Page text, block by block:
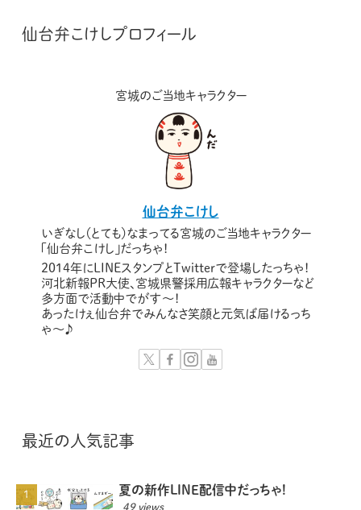
仙台弁こけしプロフィール
宮城のご当地キャラクター
仙台弁こけし
いぎなし（とても）なまってる宮城のご当地キャラクター
「仙台弁こけし」だっちゃ！
2014年にLINEスタンプとTwitterで登場したっちゃ！
河北新報PR大使、宮城県警採用広報キャラクターなど
多方面で活動中でがす〜！
あったけぇ仙台弁でみんなさ笑顔と元気ば届けるっち
ゃ～♪
最近の人気記事
夏の新作LINE配信中だっちゃ!
49 views